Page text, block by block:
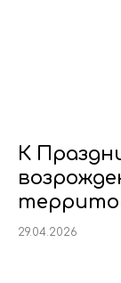
К
29.04.2026